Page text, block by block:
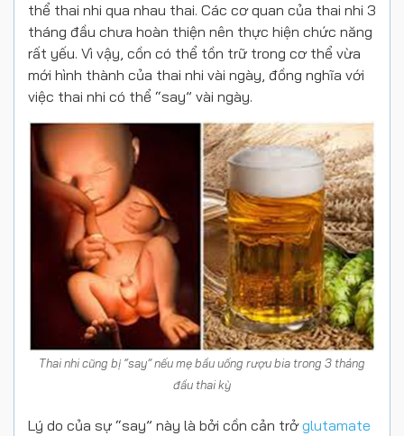
thể thai nhi qua nhau thai. Các cơ quan của thai nhi 3
tháng đầu chưa hoàn thiện nên thực hiện chức năng
rất yếu. Vì vậy, cồn có thể tồn trữ trong cơ thể vừa
mới hình thành của thai nhi vài ngày, đồng nghĩa với
việc thai nhi có thể “say” vài ngày.
Thai nhi cũng bị “say” nếu mẹ bầu uống rượu bia trong 3 tháng
đầu thai kỳ
Lý do của sự “say” này là bởi cồn cản trởglutamate